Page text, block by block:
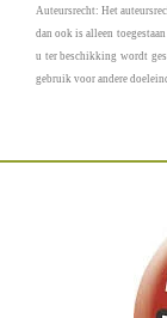
Auteursrecht: Het
dan ook is alleen
u ter beschikking wordt
gebruik voor andere